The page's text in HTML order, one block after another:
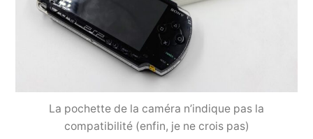
La pochette de la caméra n’indique pas la
compatibilité (enfin, je ne crois pas)